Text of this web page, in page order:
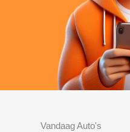
Vandaag Auto's